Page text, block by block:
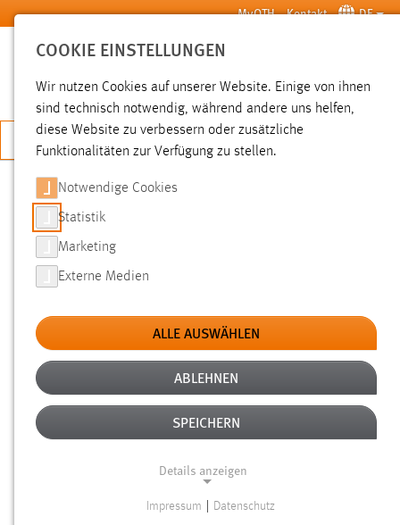
Zum Hauptinhalt springen MyOTH Kontakt DE
SUCHE
JETZT BEWERBEN
SUCHE
FILTER
Typ
Erstellungsdatum
Alter
COOKIE EINSTELLUNGEN
Wir nutzen Cookies auf unserer Website. Einige von ihnen
sind technisch notwendig, während andere uns helfen,
diese Website zu verbessern oder zusätzliche
Funktionalitäten zur Verfügung zu stellen.
Notwendige Cookies
Statistik
Marketing
Externe Medien
ALLE AUSWÄHLEN
ABLEHNEN
SPEICHERN
Details anzeigen
Impressum Datenschutz